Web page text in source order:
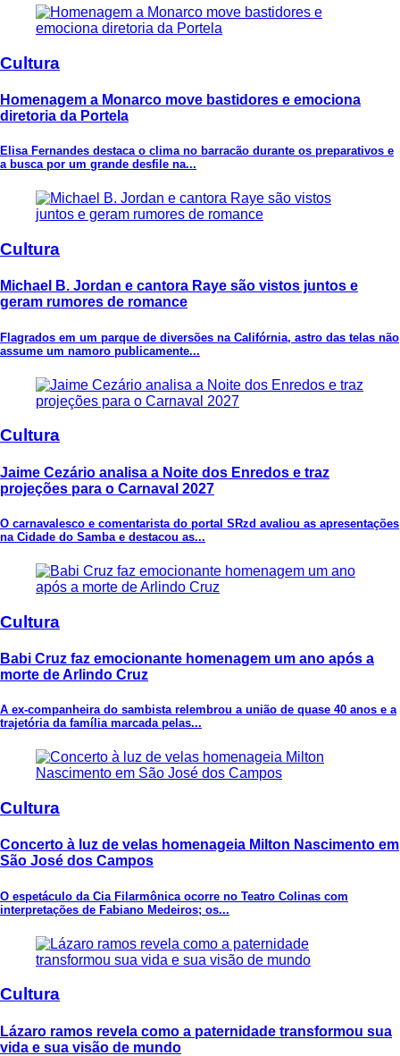
Cultura
Homenagem a Monarco move bastidores e emociona
diretoria da Portela
Elisa Fernandes destaca o clima no barracão durante os preparativos e
a busca por um grande desfile na...
Cultura
Michael B. Jordan e cantora Raye são vistos juntos e
geram rumores de romance
Flagrados em um parque de diversões na Califórnia, astro das telas não
assume um namoro publicamente...
Cultura
Jaime Cezário analisa a Noite dos Enredos e traz
projeções para o Carnaval 2027
O carnavalesco e comentarista do portal SRzd avaliou as apresentações
na Cidade do Samba e destacou as...
Cultura
Babi Cruz faz emocionante homenagem um ano após a
morte de Arlindo Cruz
A ex-companheira do sambista relembrou a união de quase 40 anos e a
trajetória da família marcada pelas...
Cultura
Concerto à luz de velas homenageia Milton Nascimento em
São José dos Campos
O espetáculo da Cia Filarmônica ocorre no Teatro Colinas com
interpretações de Fabiano Medeiros; os...
Cultura
Lázaro ramos revela como a paternidade transformou sua
vida e sua visão de mundo